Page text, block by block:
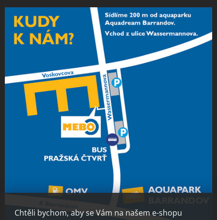
Chtěli bychom, aby se Vám na našem e-shopu